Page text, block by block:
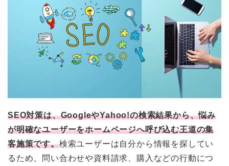
SEO対策は、GoogleやYahoo!の検索結果から、悩み
が明確なユーザーをホームページへ呼び込む王道の集
客施策です。検索ユーザーは自分から情報を探してい
るため、問い合わせや資料請求、購入などの行動につ